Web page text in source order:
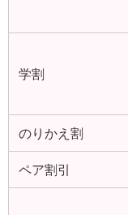
学割
のりかえ割
ペア割引